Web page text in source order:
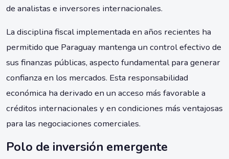
de analistas e inversores internacionales.
La disciplina fiscal implementada en años recientes ha
permitido que Paraguay mantenga un control efectivo de
sus finanzas públicas, aspecto fundamental para generar
confianza en los mercados. Esta responsabilidad
económica ha derivado en un acceso más favorable a
créditos internacionales y en condiciones más ventajosas
para las negociaciones comerciales.
Polo de inversión emergente